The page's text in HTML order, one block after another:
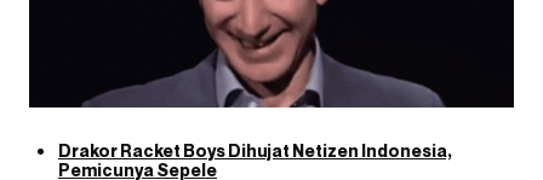
Drakor Racket Boys Dihujat Netizen Indonesia,
Pemicunya Sepele